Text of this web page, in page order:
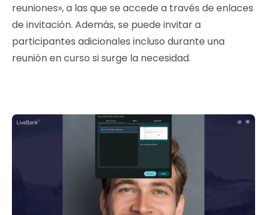
reuniones», a las que se accede a través de enlaces
de invitación. Además, se puede invitar a
participantes adicionales incluso durante una
reunión en curso si surge la necesidad.